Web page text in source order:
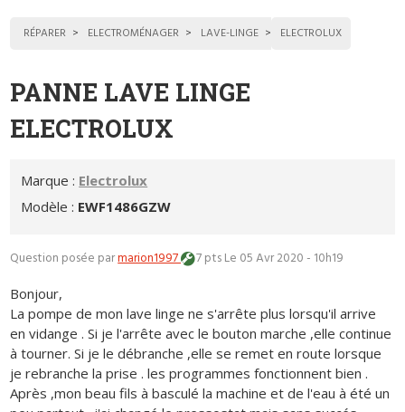
RÉPARER ELECTROMÉNAGER LAVE-LINGE ELECTROLUX
PANNE LAVE LINGE
ELECTROLUX
Marque : Electrolux
Modèle : EWF1486GZW
Question posée parmarion1997 7 ptsLe 05 Avr 2020 - 10h19
Bonjour,
La pompe de mon lave linge ne s'arrête plus lorsqu'il arrive
en vidange . Si je l'arrête avec le bouton marche ,elle continue
à tourner. Si je le débranche ,elle se remet en route lorsque
je rebranche la prise . les programmes fonctionnent bien .
Après ,mon beau fils à basculé la machine et de l'eau à été un